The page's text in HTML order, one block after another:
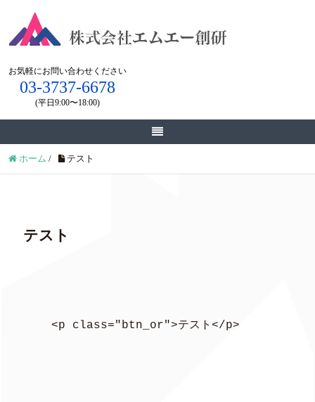
お気軽にお問い合わせください
03-3737-6678
(平日9:00〜18:00)
お見積もり・お問い合わせ
ホーム / テスト
テスト
<p class="btn_or">テスト</p>